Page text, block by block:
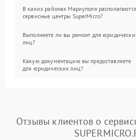
В каких районах Мариуполя располагаются
сервисные центры SuperMicro?
Выполняете ли вы ремонт для
лиц?
Какую документацию вы предоставляете
для юридических лиц?
Отзывы клиентов о